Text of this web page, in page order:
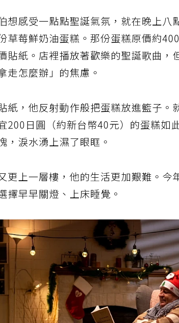
想感受一點點聖誕氣氛，就在晚上八
草莓鮮奶油蛋糕。那份蛋糕原價約
貼紙。店裡播放著歡樂的聖誕歌曲，
走怎麼辦」的焦慮。
紙，他反射動作般把蛋糕放進籃子。
200日圓（約新台幣40元）的蛋糕如
，淚水湧上濕了眼眶。
更上一層樓，他的生活更加艱難。
擇早早關燈、上床睡覺。